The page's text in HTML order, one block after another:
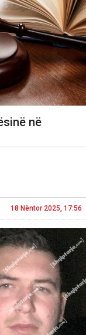
në
18 Nëntor 2025, 17:56